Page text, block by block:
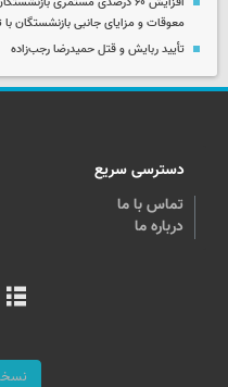
معوقات و مزایای جانبی بازنشستگان
تأیید ربایش و قتل حمیدرضا رجب‌زاده
دسترسی سریع
تماس با ما
درباره ما